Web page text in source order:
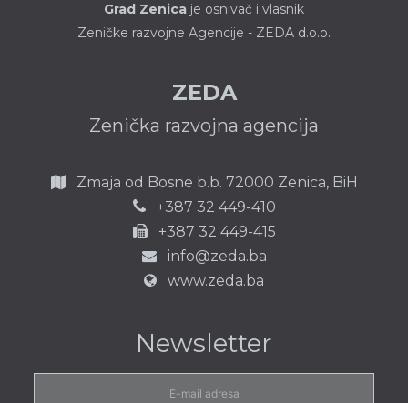
Grad Zenica je osnivač i vlasnik
Zeničke razvojne Agencije - ZEDA d.o.o.
ZEDA
Zenička razvojna agencija
Zmaja od Bosne b.b. 72000 Zenica, BiH
+387 32 449-410
+387 32 449-415
info@zeda.ba
www.zeda.ba
Newsletter